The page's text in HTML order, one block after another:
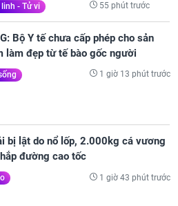
linh - Tử vi 55 phút trước
Bộ Y tế chưa cấp phép cho sản
làm đẹp từ tế bào gốc người
1 giờ 13 phút trước
bị lật do nổ lốp, 2.000kg cá vương
đường cao tốc
1 giờ 43 phút trước